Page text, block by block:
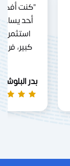
"كنت
أحد
استثمر
كبير،
بدر